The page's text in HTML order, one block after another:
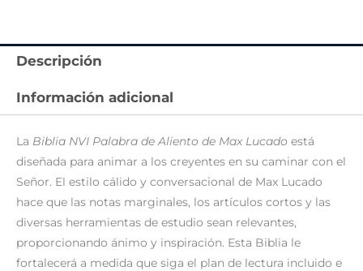
Descripción
Información adicional
La Biblia NVI Palabra de Aliento de Max Lucado está
diseñada para animar a los creyentes en su caminar con el
Señor. El estilo cálido y conversacional de Max Lucado
hace que las notas marginales, los artículos cortos y las
diversas herramientas de estudio sean relevantes,
proporcionando ánimo y inspiración. Esta Biblia le
fortalecerá a medida que siga el plan de lectura incluido e